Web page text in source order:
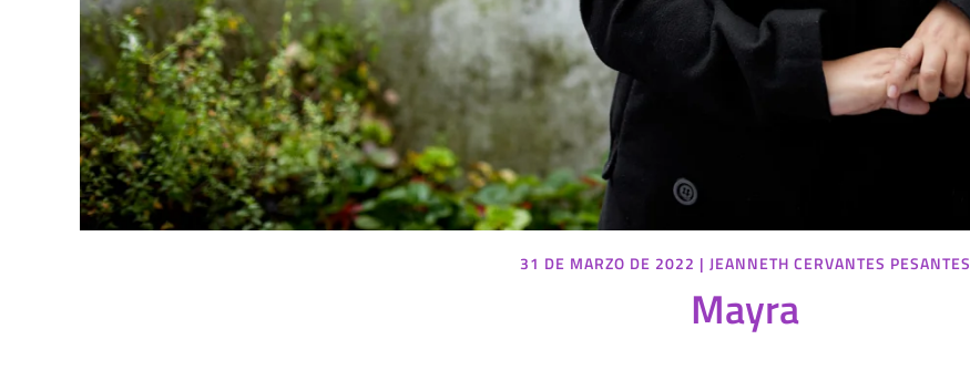
31 DE MARZO DE 2022 | JEANNETH CERVANTES PESANTES
Mayra